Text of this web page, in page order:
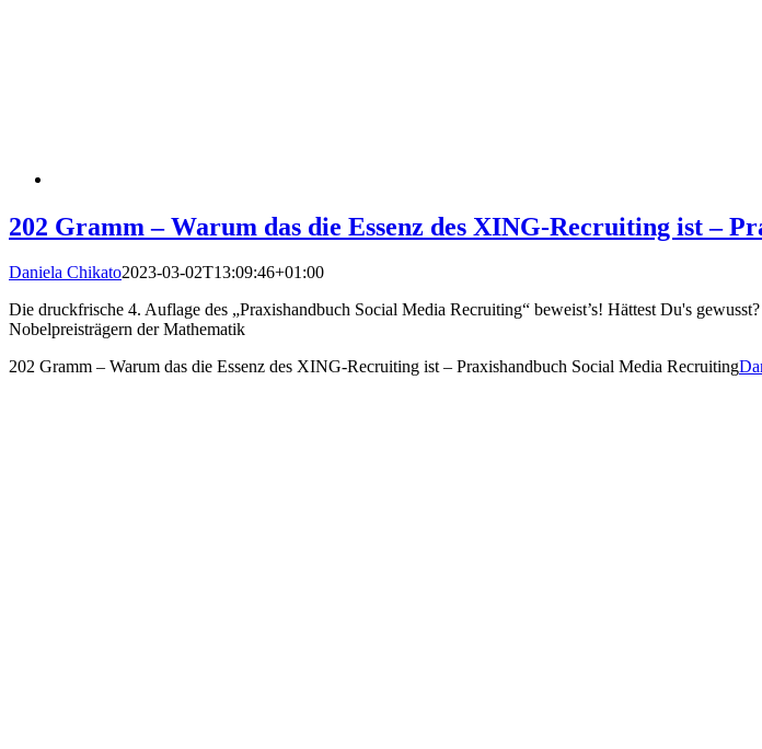
202 Gramm – Warum das die Essenz des XING-Recruiting ist –
Daniela Chikato2023-03-02T13:09:46+01:00
Die druckfrische 4. Auflage des „Praxishandbuch Social Media Recruiting“ beweist’s! Hättest Du's
Nobelpreisträgern der Mathematik
202 Gramm – Warum das die Essenz des XING-Recruiting ist – Praxishandbuch Social Media Recruiting